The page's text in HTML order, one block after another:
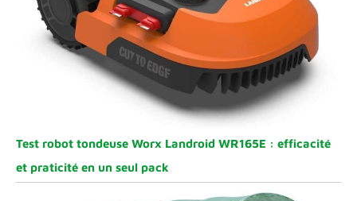
Test robot tondeuse Worx Landroid WR165E : efficacité
et praticité en un seul pack